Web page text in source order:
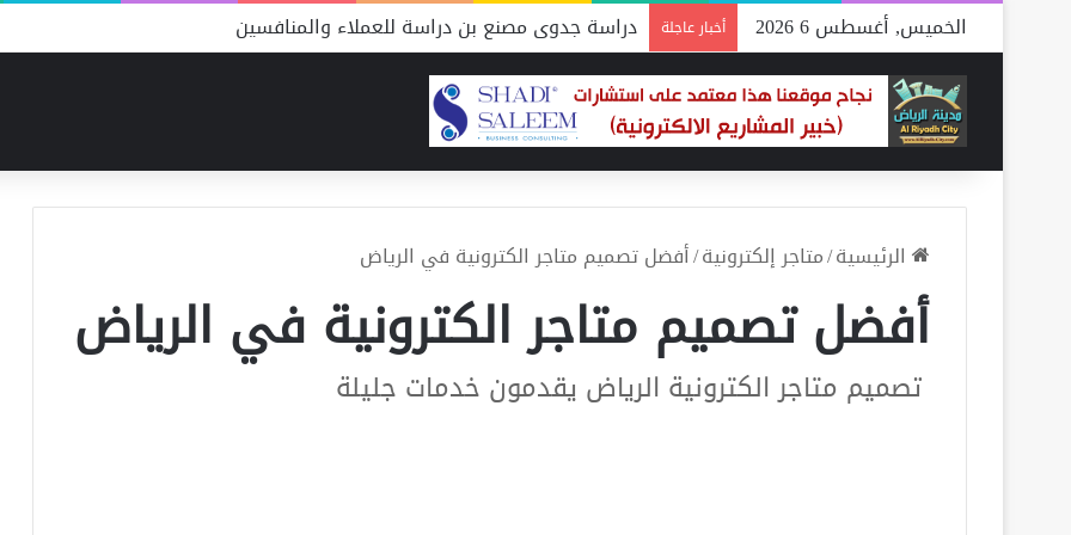
الخميس, أغسطس 6 2026 أخبار عاجلة دراسة جدوى مصنع بن دراسة للعملاء والمنافسين
الرئيسية/متاجر إلكترونية/أفضل تصميم متاجر الكترونية في الرياض
أفضل تصميم متاجر الكترونية في الرياض
تصميم متاجر الكترونية الرياض يقدمون خدمات جليلة